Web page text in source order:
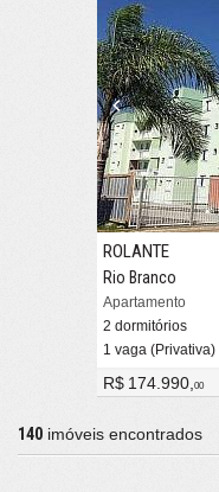
ROLANTE
Rio Branco
Apartamento
2 dormitórios
1 vaga (Privativa)
R$ 174.990, 00
140 imóveis encontrados